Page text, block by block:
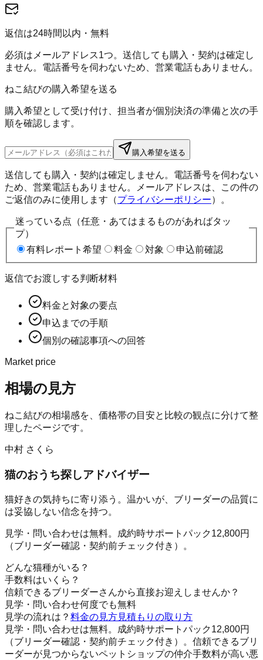
返信は24時間以内・無料
必須はメールアドレス1つ。送信しても購入・契約は確定し
ません。電話番号を伺わないため、営業電話もありません。
ねこ結びの購入希望を送る
購入希望として受け付け、担当者が個別決済の準備と次の手
順を確認します。
購入希望を送る
送信しても購入・契約は確定しません。電話番号を伺わない
ため、営業電話もありません。メールアドレスは、この件の
ご返信のみに使用します（プライバシーポリシー）。
迷っている点（任意・あてはまるものがあればタッ
プ）
有料レポート希望
料金 対象 申込前確認
返信でお渡しする判断材料
料金と対象の要点
申込までの手順
個別の確認事項への回答
Market price
相場の見方
ねこ結びの相場感を、価格帯の目安と比較の観点に分けて整
理したページです。
中村 さくら
猫のおうち探しアドバイザー
猫好きの気持ちに寄り添う。温かいが、ブリーダーの品質に
は妥協しない信念を持つ。
見学・問い合わせは無料。成約時サポートパック12,800円
（ブリーダー確認・契約前チェック付き）。
どんな猫種がいる？
手数料はいくら？
信頼できるブリーダーさんから直接お迎えしませんか？
見学・問い合わせ何度でも無料
見学の流れは？ 料金の見方見積もりの取り方
見学・問い合わせは無料。成約時サポートパック12,800円
（ブリーダー確認・契約前チェック付き）。 信頼できるブリ
ーダーが見つからないペットショップの仲介手数料が高い悪